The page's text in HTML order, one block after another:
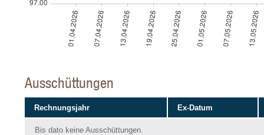
Ausschüttungen
Rechnungsjahr Ex-Datum
Bis dato keine Ausschüttungen.